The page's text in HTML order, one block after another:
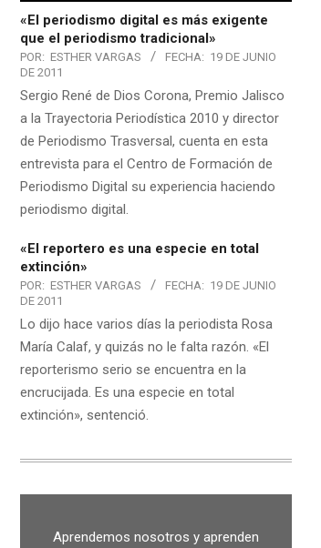
«El periodismo digital es más exigente
que el periodismo tradicional»
POR: ESTHER VARGAS FECHA: 19 DE JUNIO
DE 2011
Sergio René de Dios Corona, Premio Jalisco
a la Trayectoria Periodística 2010 y director
de Periodismo Trasversal, cuenta en esta
entrevista para el Centro de Formación de
Periodismo Digital su experiencia haciendo
periodismo digital.
«El reportero es una especie en total
extinción»
POR: ESTHER VARGAS FECHA: 19 DE JUNIO
DE 2011
Lo dijo hace varios días la periodista Rosa
María Calaf, y quizás no le falta razón. «El
reporterismo serio se encuentra en la
encrucijada. Es una especie en total
extinción», sentenció.
Aprendemos nosotros y aprenden